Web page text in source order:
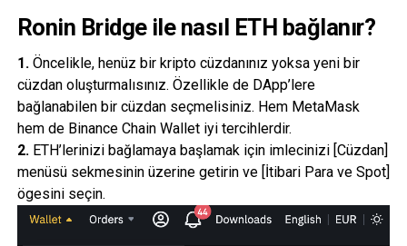
Ronin Bridge ile nasıl ETH bağlanır?
1.Öncelikle, henüz bir kripto cüzdanınız yoksa yeni bir
cüzdan oluşturmalısınız. Özellikle de DApp’lere
bağlanabilen bir cüzdan seçmelisiniz. Hem MetaMask
hem de Binance Chain Wallet iyi tercihlerdir.
2.ETH’lerinizi bağlamaya başlamak için imlecinizi [Cüzdan]
menüsü sekmesinin üzerine getirin ve [İtibari Para ve Spot]
ögesini seçin.